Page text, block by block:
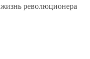
революционера